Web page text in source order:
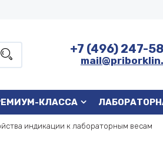
+7 (496) 247-
КЛАССА
индикации к лабораторным весам